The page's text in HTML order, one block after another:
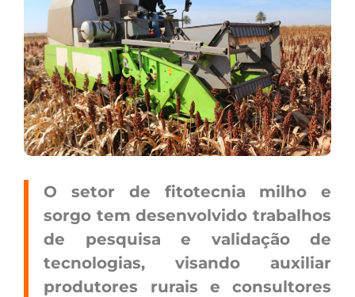
O setor de fitotecnia milho e
sorgo tem desenvolvido trabalhos
de pesquisa e validação de
tecnologias, visando auxiliar
produtores rurais e consultores